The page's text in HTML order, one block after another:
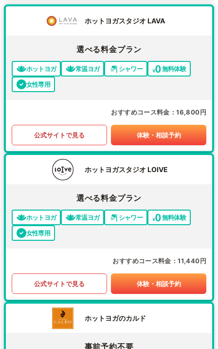
ホットヨガスタジオ LAVA
選べる料金プラン
ホットヨガ 常温ヨガ シャワー
無料体験
女性専用
おすすめコース料金 16,800円
公式サイトで見る 体験・相談予約
ホットヨガスタジオ LOIVE
選べる料金プラン
ホットヨガ 常温ヨガ シャワー
無料体験
女性専用
おすすめコース料金 11,440円
公式サイトで見る 体験・相談予約
ホットヨガのカルド
事前予約不要